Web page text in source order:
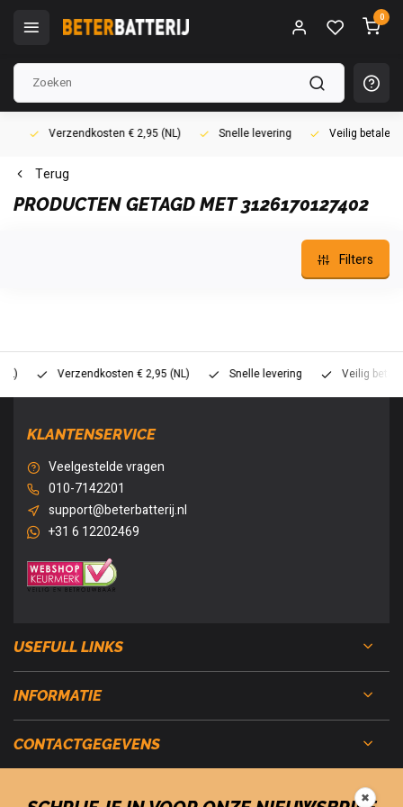
0
Verzendkosten € 2,95 (NL) Snelle levering Veilig betalen
Terug
PRODUCTEN GETAGD MET 3126170127402
Filters
Verzendkosten € 2,95 (NL) Snelle levering Veilig betalen
KLANTENSERVICE
Veelgestelde vragen
010-7142201
support@beterbatterij.nl
+31 6 12202469
USEFULL LINKS
INFORMATIE
CONTACTGEGEVENS
✖